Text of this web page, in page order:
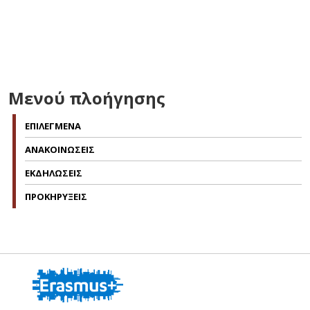
Μενού πλοήγησης
ΕΠΙΛΕΓΜΕΝΑ
ΑΝΑΚΟΙΝΩΣΕΙΣ
ΕΚΔΗΛΩΣΕΙΣ
ΠΡΟΚΗΡΥΞΕΙΣ